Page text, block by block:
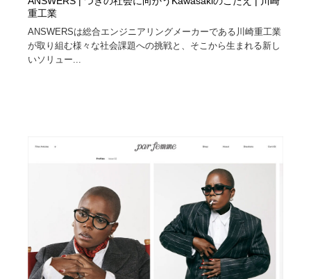
重工業
ANSWERSは総合エンジニアリングメーカーである川崎重工業
が取り組む様々な社会課題への挑戦と、そこから生まれる新し
いソリュー...